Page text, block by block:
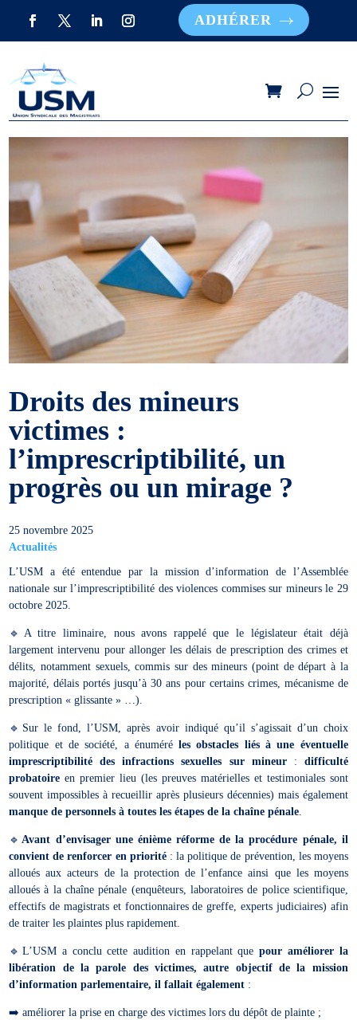
ADHÉRER
Droits des mineurs
victimes :
l’imprescriptibilité, un
progrès ou un mirage ?
25 novembre 2025
Actualités
L’USM a été entendue par la mission d’information de l’Assemblée
nationale sur l’imprescriptibilité des violences commises sur mineurs le 29
octobre 2025.
🔹A titre liminaire, nous avons rappelé que le législateur était déjà
largement intervenu pour allonger les délais de prescription des crimes et
délits, notamment sexuels, commis sur des mineurs (point de départ à la
majorité, délais portés jusqu’à 30 ans pour certains crimes, mécanisme de
prescription « glissante » …).
🔹Sur le fond, l’USM, après avoir indiqué qu’il s’agissait d’un choix
politique et de société, a énuméréles obstacles liés à une éventuelle
imprescriptibilité des infractions sexuelles sur mineur: difficulté
probatoire en premier lieu (les preuves matérielles et testimoniales sont
souvent impossibles à recueillir après plusieurs décennies) mais également
manque de personnels à toutes les étapes de la chaîne pénale
🔹 Avant d’envisager une énième réforme de la procédure pénale, il
convient de renforcer en priorité: la politique de prévention, les moyens
alloués aux acteurs de la protection de l’enfance ainsi que les moyens
alloués à la chaîne pénale (enquêteurs, laboratoires de police scientifique,
effectifs de magistrats et fonctionnaires de greffe, experts judiciaires) afin
de traiter les plaintes plus rapidement.
🔹L’USM a conclu cette audition en rappelant quepour améliorer la
libération de la parole des victimes, autre objectif de la mission
d’information parlementaire, il fallait également :
➡️ améliorer la prise en charge des victimes lors du dépôt de plainte ;